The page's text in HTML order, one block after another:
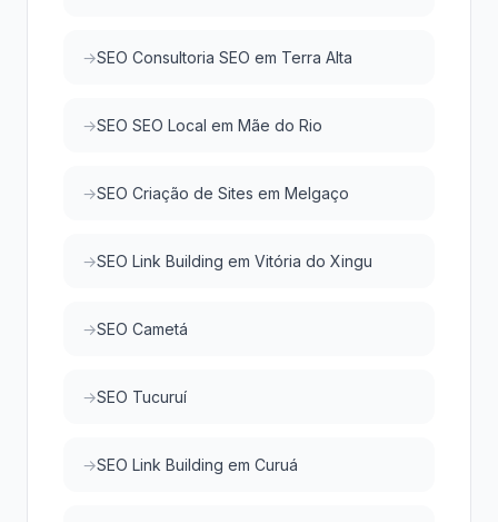
SEO Consultoria SEO em Terra Alta
SEO SEO Local em Mãe do Rio
SEO Criação de Sites em Melgaço
SEO Link Building em Vitória do Xingu
SEO Cametá
SEO Tucuruí
SEO Link Building em Curuá